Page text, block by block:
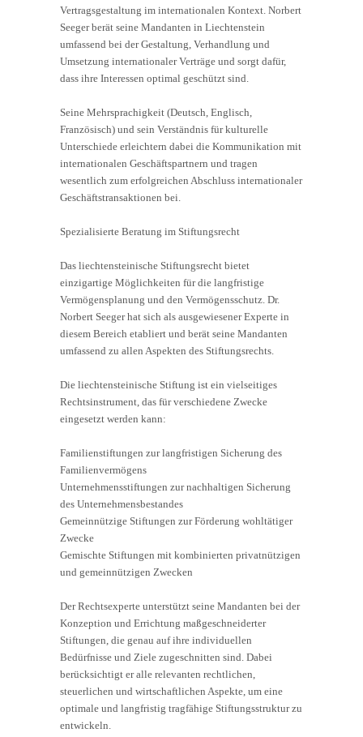
Vertragsgestaltung im internationalen Kontext. Norbert
Seeger berät seine Mandanten in Liechtenstein
umfassend bei der Gestaltung, Verhandlung und
Umsetzung internationaler Verträge und sorgt dafür,
dass ihre Interessen optimal geschützt sind.
Seine Mehrsprachigkeit (Deutsch, Englisch,
Französisch) und sein Verständnis für kulturelle
Unterschiede erleichtern dabei die Kommunikation mit
internationalen Geschäftspartnern und tragen
wesentlich zum erfolgreichen Abschluss internationaler
Geschäftstransaktionen bei.
Spezialisierte Beratung im Stiftungsrecht
Das liechtensteinische Stiftungsrecht bietet
einzigartige Möglichkeiten für die langfristige
Vermögensplanung und den Vermögensschutz. Dr.
Norbert Seeger hat sich als ausgewiesener Experte in
diesem Bereich etabliert und berät seine Mandanten
umfassend zu allen Aspekten des Stiftungsrechts.
Die liechtensteinische Stiftung ist ein vielseitiges
Rechtsinstrument, das für verschiedene Zwecke
eingesetzt werden kann:
Familienstiftungen zur langfristigen Sicherung des
Familienvermögens
Unternehmensstiftungen zur nachhaltigen Sicherung
des Unternehmensbestandes
Gemeinnützige Stiftungen zur Förderung wohltätiger
Zwecke
Gemischte Stiftungen mit kombinierten privatnützigen
und gemeinnützigen Zwecken
Der Rechtsexperte unterstützt seine Mandanten bei der
Konzeption und Errichtung maßgeschneiderter
Stiftungen, die genau auf ihre individuellen
Bedürfnisse und Ziele zugeschnitten sind. Dabei
berücksichtigt er alle relevanten rechtlichen,
steuerlichen und wirtschaftlichen Aspekte, um eine
optimale und langfristig tragfähige Stiftungsstruktur zu
entwickeln.